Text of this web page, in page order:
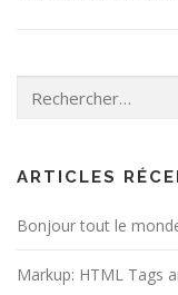
ARTICLES
Bonjour tout le
Markup: HTML Tags